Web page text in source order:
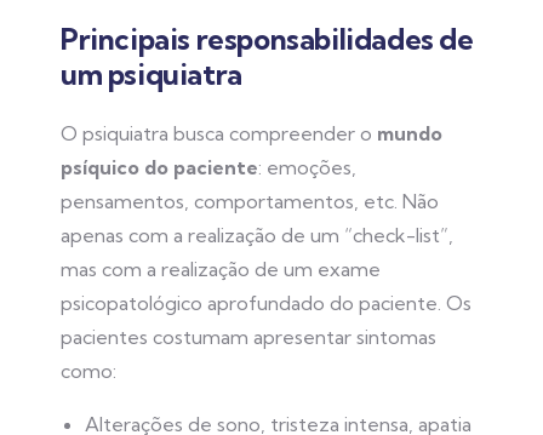
Principais responsabilidades de
um psiquiatra
O psiquiatra busca compreender o mundo
psíquico do paciente: emoções,
pensamentos, comportamentos, etc. Não
apenas com a realização de um “check-list”,
mas com a realização de um exame
psicopatológico aprofundado do paciente. Os
pacientes costumam apresentar sintomas
como:
Alterações de sono, tristeza intensa, apatia